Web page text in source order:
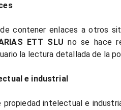
contener enlaces a otros
ETT SLU no se hace
la lectura detallada de la
e industrial
propiedad intelectual e